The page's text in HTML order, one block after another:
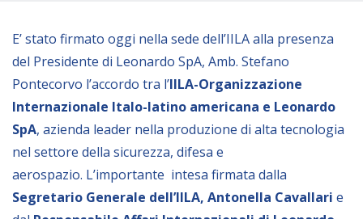
Patrimonio culturale
Empowerment socio- economico
Giustizia e Sicurezza
EUROsociAL
EL PAcCTO
EUROFRONT
E’ stato firmato oggi nella sede dell’IILA alla presenza
del Presidente di Leonardo SpA, Amb. Stefano
Pontecorvo l’accordo tra l’IILA-Organizzazione
Internazionale Italo-latino americana e Leonardo
SpA, azienda leader nella produzione di alta tecnologia
nel settore della sicurezza, difesa e
aerospazio. L’importante intesa firmata dalla
Segretario Generale dell’IILA, Antonella Cavallari e